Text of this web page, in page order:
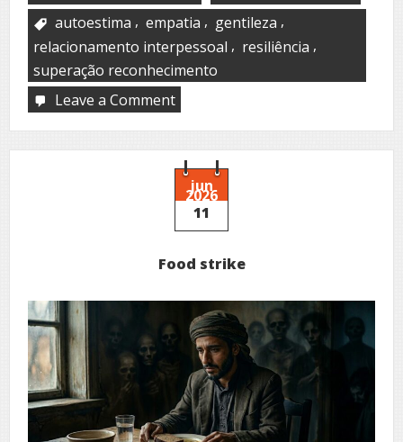
autoestima , empatia , gentileza ,
relacionamento interpessoal , resiliência ,
superação reconhecimento
Leave a Commenton
jun
2026
11
Food strike